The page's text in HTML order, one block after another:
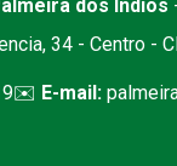
dos Índios
34 - Centro -
✉️ E-mail: